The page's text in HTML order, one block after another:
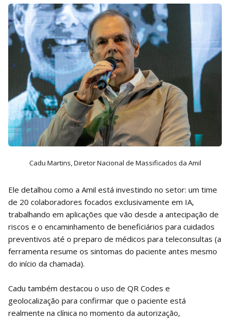
Cadu Martins, Diretor Nacional de Massificados da Amil
Ele detalhou como a Amil está investindo no setor: um time
de 20 colaboradores focados exclusivamente em IA,
trabalhando em aplicações que vão desde a antecipação de
riscos e o encaminhamento de beneficiários para cuidados
preventivos até o preparo de médicos para teleconsultas (a
ferramenta resume os sintomas do paciente antes mesmo
do início da chamada).
Cadu também destacou o uso de QR Codes e
geolocalização para confirmar que o paciente está
realmente na clínica no momento da autorização,